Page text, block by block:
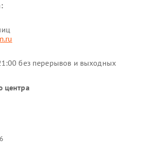
без перерывов и выходных
центра